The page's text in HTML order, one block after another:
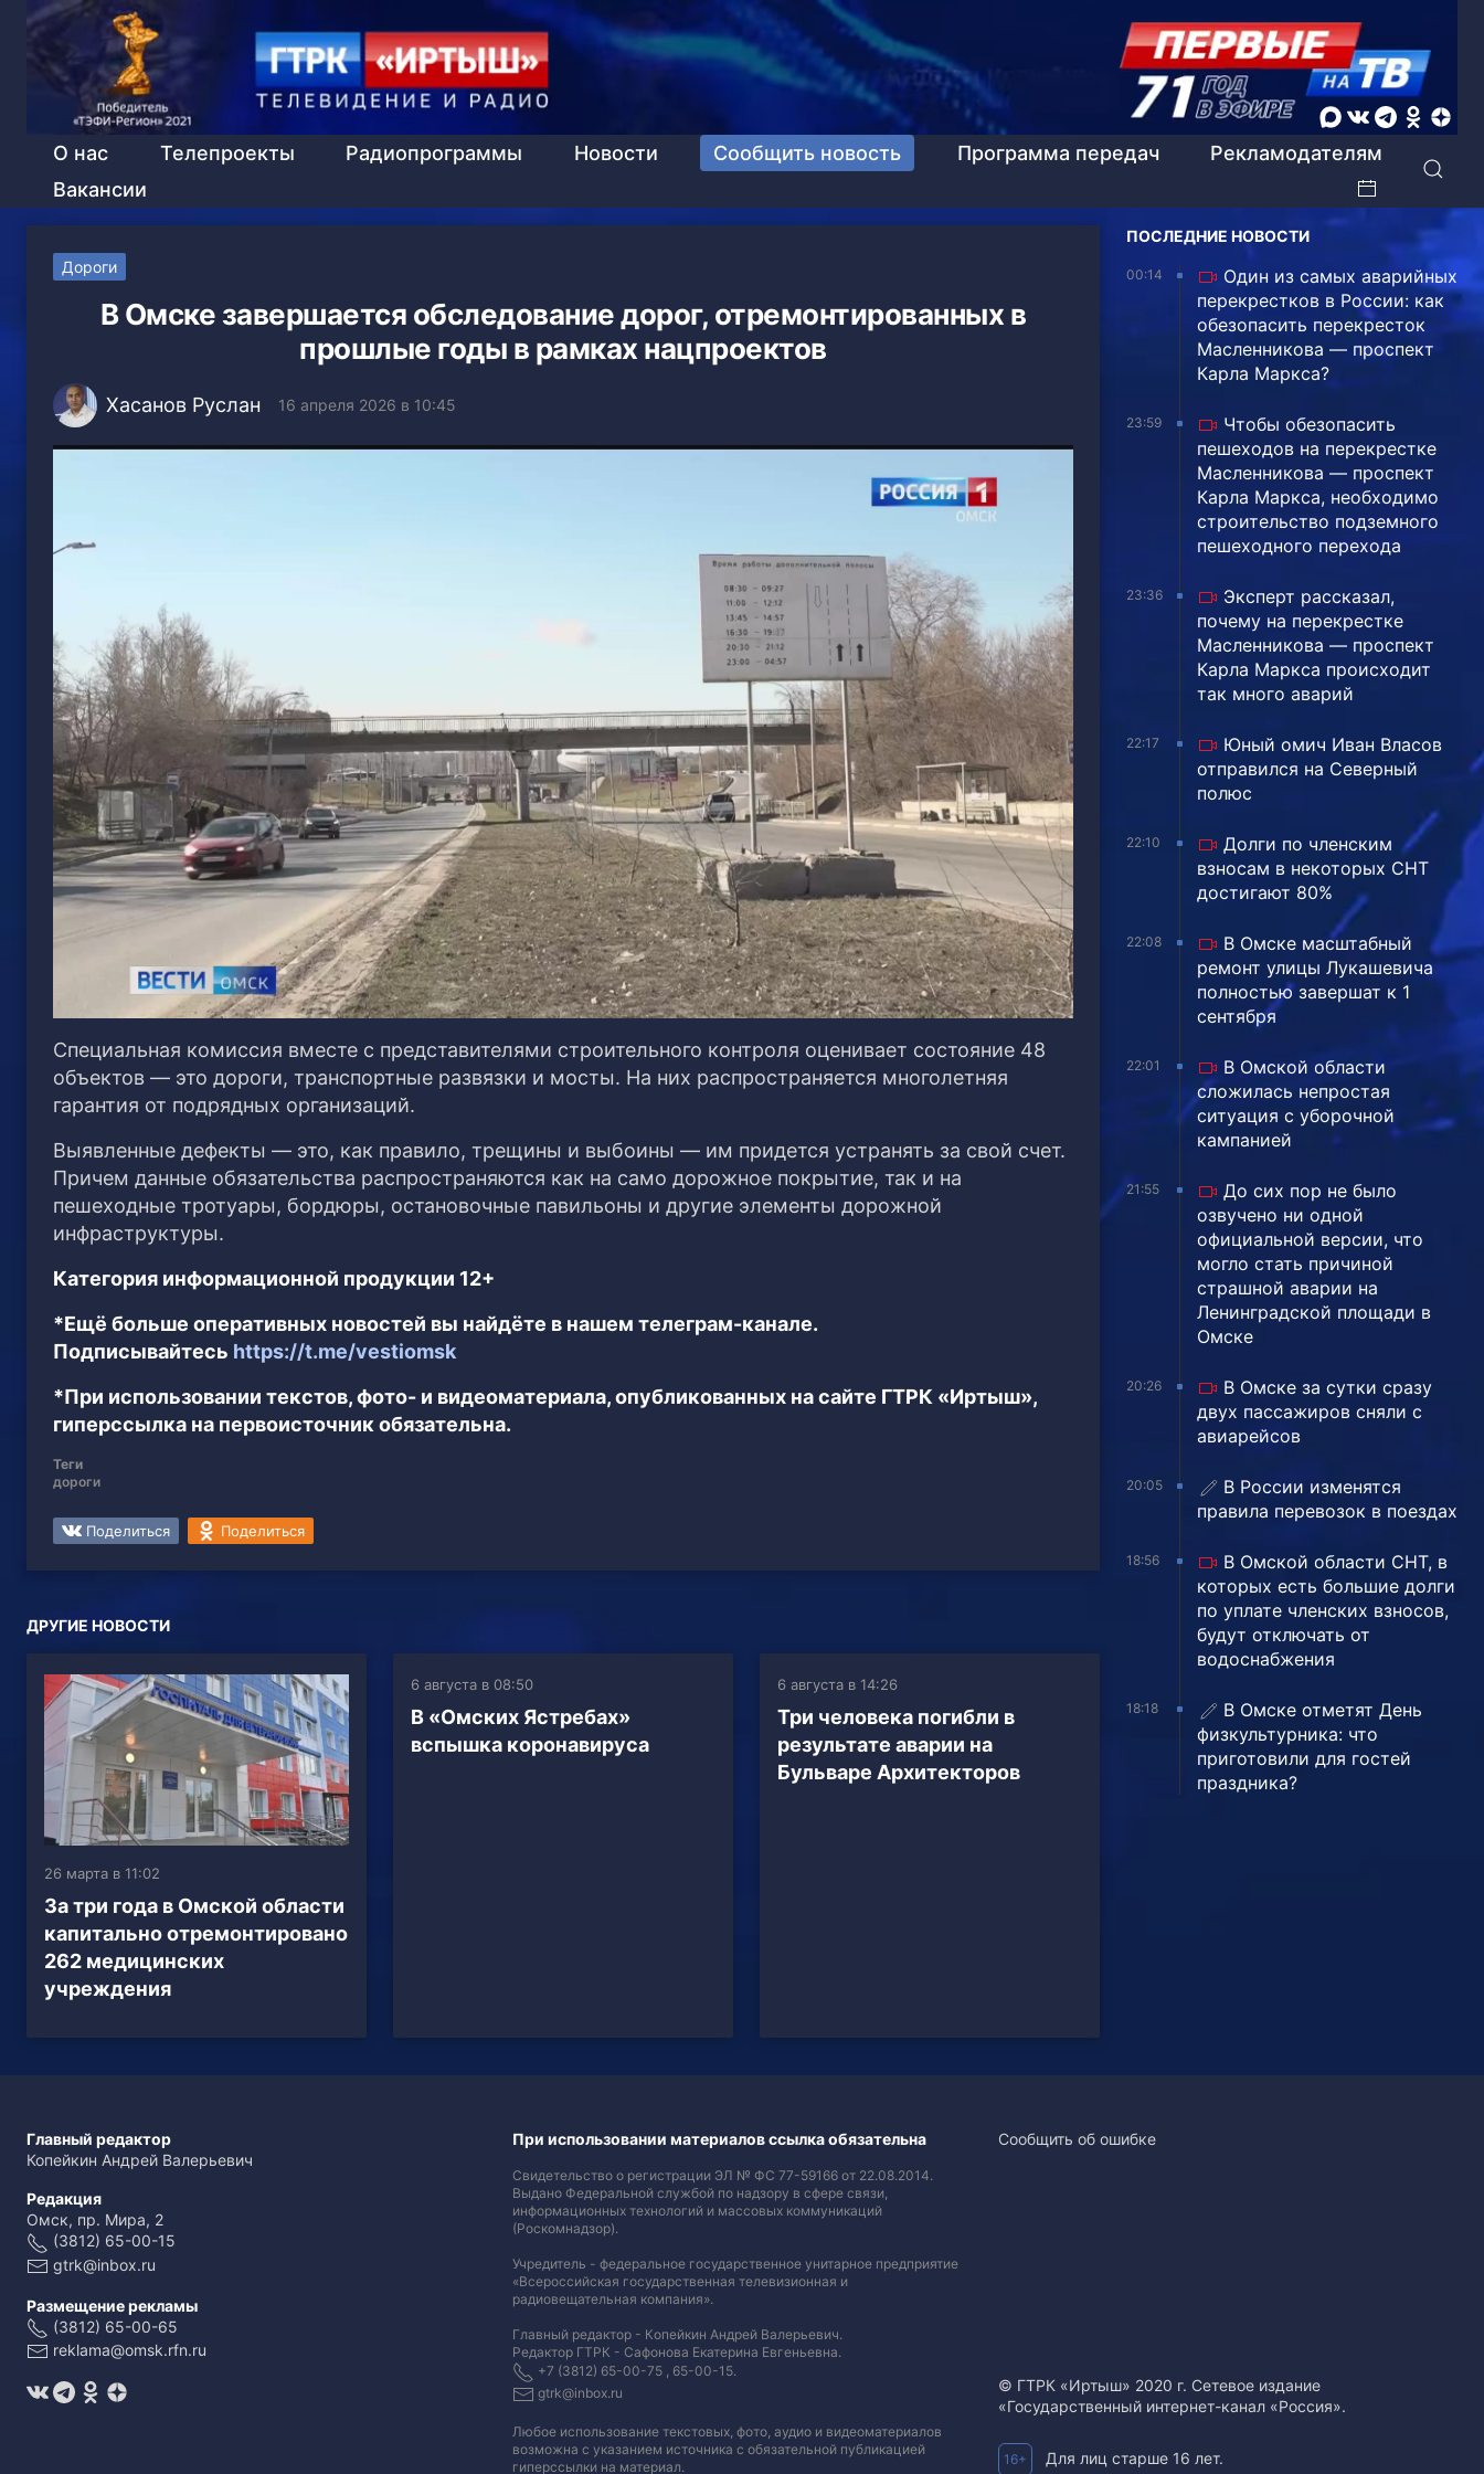
О нас Телепроекты Радиопрограммы Новости Сообщить новость Программа передач
Рекламодателям
Вакансии
Дороги
В Омске завершается обследование дорог, отремонтированных в
прошлые годы в рамках нацпроектов
Хасанов Руслан 16 апреля 2026 в 10:45
Специальная комиссия вместе с представителями строительного контроля оценивает состояние 48
объектов — это дороги, транспортные развязки и мосты. На них распространяется многолетняя
гарантия от подрядных организаций.
Выявленные дефекты — это, как правило, трещины и выбоины — им придется устранять за свой счет.
Причем данные обязательства распространяются как на само дорожное покрытие, так и на
пешеходные тротуары, бордюры, остановочные павильоны и другие элементы дорожной
инфраструктуры.
Категория информационной продукции 12+
*Ещё больше оперативных новостей вы найдёте в нашем телеграм-канале.
Подписывайтесь https://t.me/vestiomsk
*При использовании текстов, фото- и видеоматериала, опубликованных на сайте ГТРК «Иртыш»,
гиперссылка на первоисточник обязательна.
Теги
дороги
Поделиться Поделиться
ДРУГИЕ НОВОСТИ
26 марта в 11:02
За три года в Омской области
капитально отремонтировано
262 медицинских
учреждения
6 августа в 08:50
В «Омских Ястребах»
вспышка коронавируса
6 августа в 14:26
Три человека погибли в
результате аварии на
Бульваре Архитекторов
ПОСЛЕДНИЕ НОВОСТИ
00:14
Один из самых аварийных
перекрестков в России: как
обезопасить перекресток
Масленникова — проспект
Карла Маркса?
23:59
Чтобы обезопасить
пешеходов на перекрестке
Масленникова — проспект
Карла Маркса, необходимо
строительство подземного
пешеходного перехода
23:36
Эксперт рассказал,
почему на перекрестке
Масленникова — проспект
Карла Маркса происходит
так много аварий
22:17
Юный омич Иван Власов
отправился на Северный
полюс
22:10
Долги по членским
взносам в некоторых СНТ
достигают 80%
22:08
В Омске масштабный
ремонт улицы Лукашевича
полностью завершат к 1
сентября
22:01
В Омской области
сложилась непростая
ситуация с уборочной
кампанией
21:55
До сих пор не было
озвучено ни одной
официальной версии, что
могло стать причиной
страшной аварии на
Ленинградской площади в
Омске
20:26
В Омске за сутки сразу
двух пассажиров сняли с
авиарейсов
20:05
В России изменятся
правила перевозок в поездах
18:56
В Омской области СНТ, в
которых есть большие долги
по уплате членских взносов,
будут отключать от
водоснабжения
18:18
В Омске отметят День
физкультурника: что
приготовили для гостей
праздника?
Главный редактор
Копейкин Андрей Валерьевич
Редакция
Омск, пр. Мира, 2
(3812) 65-00-15
gtrk@inbox.ru
Размещение рекламы
(3812) 65-00-65
reklama@omsk.rfn.ru
При использовании материалов ссылка обязательна
Свидетельство о регистрации ЭЛ № ФС 77-59166 от 22.08.2014.
Выдано Федеральной службой по надзору в сфере связи,
информационных технологий и массовых коммуникаций
(Роскомнадзор).
Учредитель - федеральное государственное унитарное предприятие
«Всероссийская государственная телевизионная и
радиовещательная компания».
Главный редактор - Копейкин Андрей Валерьевич.
Редактор ГТРК - Сафонова Екатерина Евгеньевна.
+7 (3812) 65-00-75 , 65-00-15.
gtrk@inbox.ru
Любое использование текстовых, фото, аудио и видеоматериалов
возможна с указанием источника с обязательной публикацией
гиперссылки на материал.
Сообщить об ошибке
© ГТРК «Иртыш» 2020 г. Сетевое издание
«Государственный интернет-канал «Россия».
16+ Для лиц старше 16 лет.